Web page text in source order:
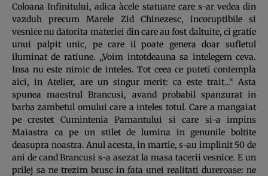
Coloana Infinitului, adica àcele statuare care s-ar vedea din
vazduh precum Marele Zid Chinezesc, incoruptibile si
vesnice nu datorita materiei din care au fost daltuite, ci gratie
unui palpit unic, pe care il poate genera doar sufletul
iluminat de ratiune. „Voim intotdeauna sa intelegem ceva.
Insa nu este nimic de inteles. Tot ceea ce puteti contempla
aici, in Atelier, are un singur merit: ca este trait…“ Asta
spunea maestrul Brancusi, avand probabil spanzurat in
barba zambetul omului care a inteles totul. Care a mangaiat
pe crestet Cumintenia Pamantului si care si-a impins
Maiastra ca pe un stilet de lumina in genunile boltite
deasupra noastra. Anul acesta, in martie, s-au implinit 50 de
ani de cand Brancusi s-a asezat la masa tacerii vesnice. E un
prilej sa ne trezim brusc in fata unei realitati dureroase: ne